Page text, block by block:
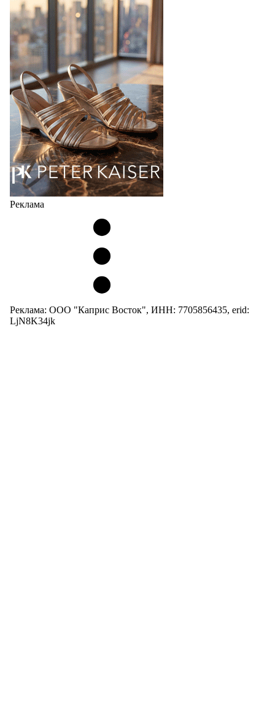
Популярный силуэт бренда,1999 года выпуска,
соответствует сегодняшнему тренду на
сникерины (гибридный вариант балеток и
кроссовок обтекаемой формы и с тонкой подошвой).
Но в модели Miu Miu Bubble присутствует еще и…
05.08.2026 1963
Реклама
Реклама: ООО "Каприс Восток", ИНН: 7705856435, erid:
LjN8K34jk